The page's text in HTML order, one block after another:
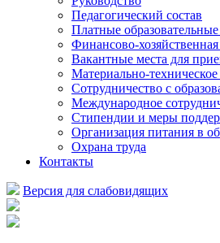
Педагогический состав
Платные образовательные
Финансово-хозяйственная
Вакантные места для
Материально-
Сотрудничество с
Международное
Стипендии и меры
Организация питания в
Охрана труда
Контакты
Версия для слабовидящих